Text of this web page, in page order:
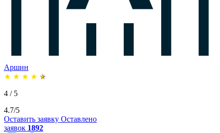
Аршин
★ ★ ★ ★ ★
4 / 5
4.7/5
Оставить заявку Оставлено
заявок 1892